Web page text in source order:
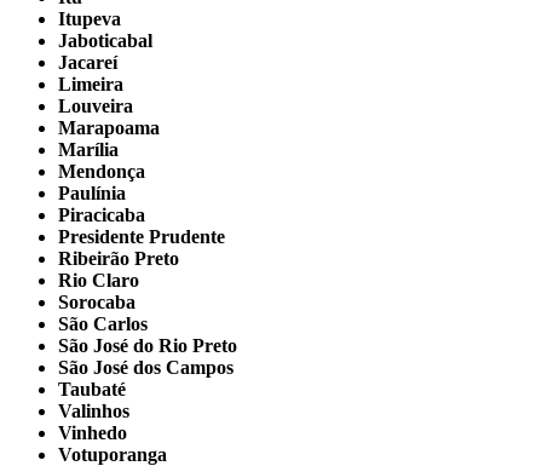
Itupeva
Jaboticabal
Jacareí
Limeira
Louveira
Marapoama
Marília
Mendonça
Paulínia
Piracicaba
Presidente Prudente
Ribeirão Preto
Rio Claro
Sorocaba
São Carlos
São José do Rio Preto
São José dos Campos
Taubaté
Valinhos
Vinhedo
Votuporanga